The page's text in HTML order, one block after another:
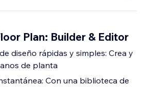
Plan: Builder & Editor
diseño rápidas y simples: Crea y
de planta
Con una biblioteca de